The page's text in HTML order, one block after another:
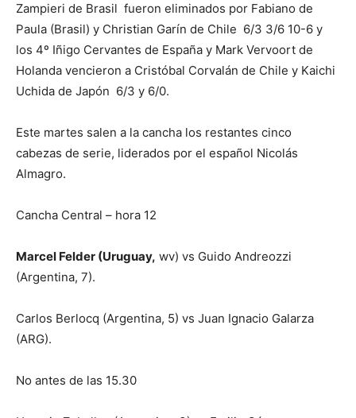
Zampieri de Brasil fueron eliminados por Fabiano de
Paula (Brasil) y Christian Garín de Chile 6/3 3/6 10-6 y
los 4º Iñigo Cervantes de España y Mark Vervoort de
Holanda vencieron a Cristóbal Corvalán de Chile y Kaichi
Uchida de Japón 6/3 y 6/0.
Este martes salen a la cancha los restantes cinco
cabezas de serie, liderados por el español Nicolás
Almagro.
Cancha Central – hora 12
Marcel Felder (Uruguay, wv) vs Guido Andreozzi
(Argentina, 7).
Carlos Berlocq (Argentina, 5) vs Juan Ignacio Galarza
(ARG).
No antes de las 15.30